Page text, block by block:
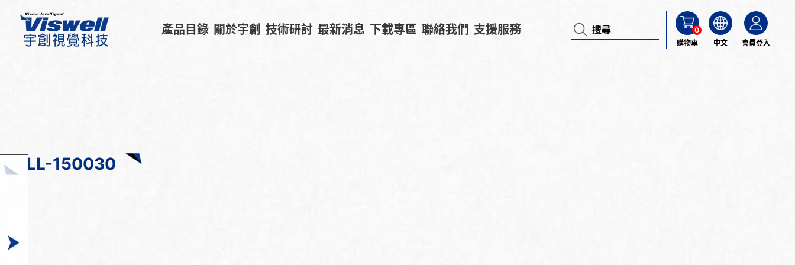
產品目錄 關於宇創 技術研討 最新消息 下載專區 聯絡我們 支援服務
0
購物車
中文 會員登入
LL-150030